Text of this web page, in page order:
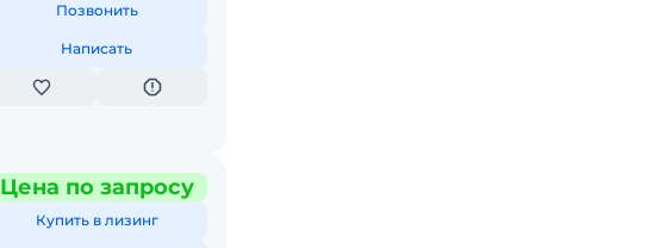
Позвонить
Написать
Цена по запросу
Купить в лизинг